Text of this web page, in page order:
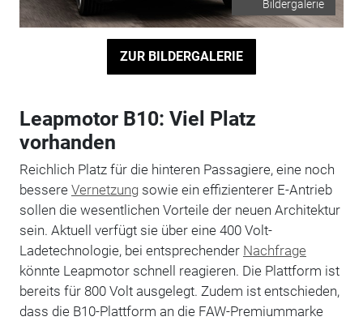
Bildergalerie
ZUR BILDERGALERIE
Leapmotor B10: Viel Platz
vorhanden
Reichlich Platz für die hinteren Passagiere, eine noch
bessere Vernetzungsowie ein effizienterer E-Antrieb
sollen die wesentlichen Vorteile der neuen Architektur
sein. Aktuell verfügt sie über eine 400 Volt-
Ladetechnologie, bei entsprechender Nachfrage
könnte Leapmotor schnell reagieren. Die Plattform ist
bereits für 800 Volt ausgelegt. Zudem ist entschieden,
dass die B10-Plattform an die FAW-Premiummarke